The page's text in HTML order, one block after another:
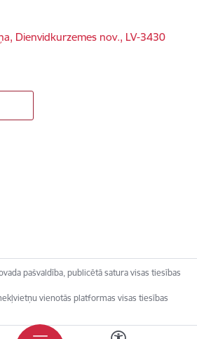
Dienvidkurzemes nov., LV-3430
pašvaldība, publicētā satura visas tiesības
vienotās platformas visas tiesības